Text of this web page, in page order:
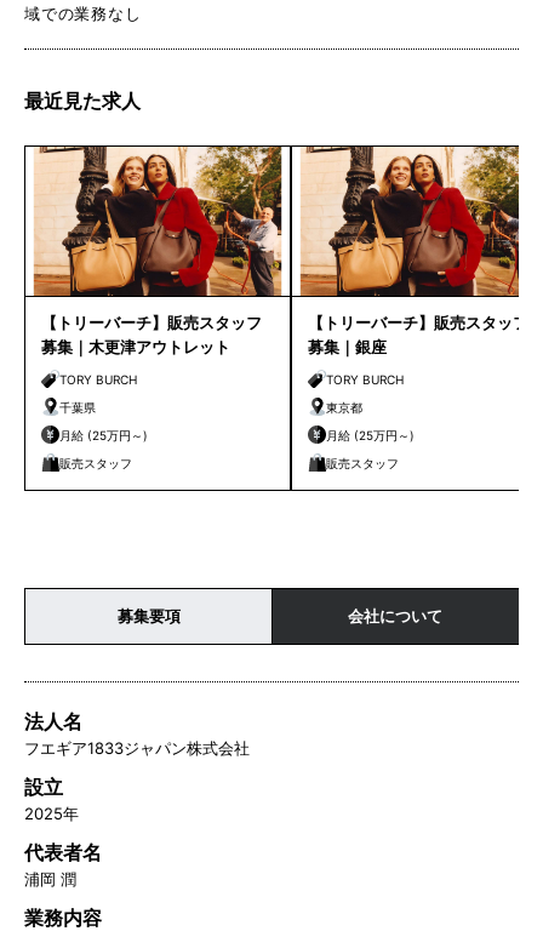
域での業務なし
最近見た求人
【トリーバーチ】販売スタッフ
募集｜木更津アウトレット
TORY BURCH
千葉県
月給 (25万円～)
販売スタッフ
【トリーバーチ】販売スタッフ
募集｜銀座
TORY BURCH
東京都
月給 (25万円～)
販売スタッフ
募集要項 会社について
法人名
フエギア1833ジャパン株式会社
設立
2025年
代表者名
浦岡 潤
業務内容